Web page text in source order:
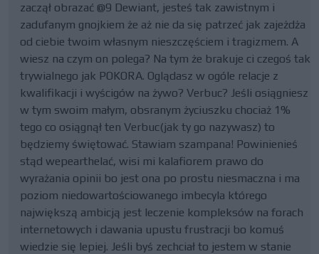
zaczął obrazać @9 Dewiant, jesteś tak zawistnym i
zadufanym gnojkiem że aż nie da się patrzeć jak zajeżdża
od ciebie twoim własnym nieszczęściem i tragizmem. A
wiesz na czym on polega? Na tym że brakuje ci czegoś tak
trywialnego jak POKORA. Oglądasz w ogóle relacje z
kwalifikacji i wyścigów na żywo? Verbuc? Jeśli osiągniesz
w tym swoim małym, obsranym życiuszku chociaż 1%
tego co osiągnął ten Verbuc(jak ty go nazywasz) to
będziemy świętować. Stawiam szampana! Powinienieś
stąd wepearthelać, wisi mi kalafiorem prawo do
wyrażania opinii bo jest ona po prostu niesmaczna i ma
poziom niedowartościowanego imbecyla którego
największą ambicją jest leczenie kompleksów na forach
internetowych i dawania upustu frustracji bo komuś
wiedzie się lepiej. Jeśli byś zechciał to jestem w stanie